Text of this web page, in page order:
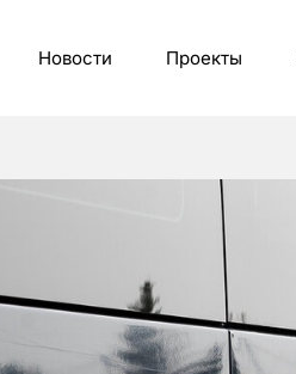
Новости Проекты